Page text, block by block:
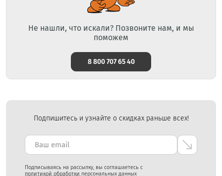
Не нашли, что искали? Позвоните нам, и мы
поможем
8 800 707 65 40
Подпишитесь и узнайте о скидках раньше всех!
Подписываясь на рассылку, вы соглашаетесь с
политикой обработки персональных данных